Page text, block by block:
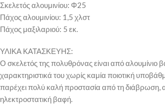
Σκελετός αλουμινίου: Φ25
Πάχος αλουμινίου: 1,5 χλστ
Πάχος μαξιλαριού: 5 εκ.
ΥΛΙΚΑ ΚΑΤΑΣΚΕΥΗΣ:
Ο σκελετός της πολυθρόνας είναι από αλουμίνιο
χαρακτηριστικά του χωρίς καμία ποιοτική
παρέχει πολύ καλή προστασία από τη διάβρωση,
ηλεκτροστατική βαφή.